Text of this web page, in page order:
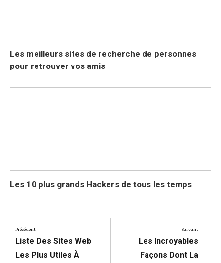
Les meilleurs sites de recherche de personnes
pour retrouver vos amis
Les 10 plus grands Hackers de tous les temps
de
l’article
Précédent
Précédent:
Liste Des Sites Web
Les Plus Utiles À
Suivant
Suivant:
Les Incroyables
Façons Dont La